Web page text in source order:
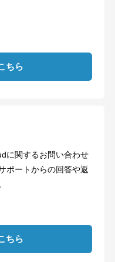
ちら
に関するお問い合わせ
ポートからの回答や返
ちら